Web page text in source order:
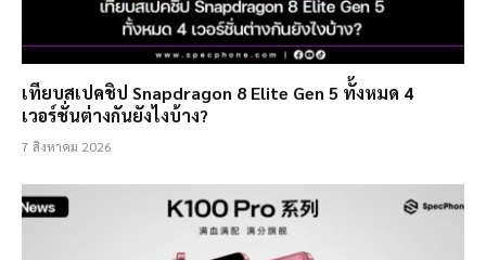
เทียบสเปคชิป Snapdragon 8 Elite Gen 5 ทั้งหมด 4
เวอร์ชั่นต่างกันยังไงบ้าง?
7 สิงหาคม 2026